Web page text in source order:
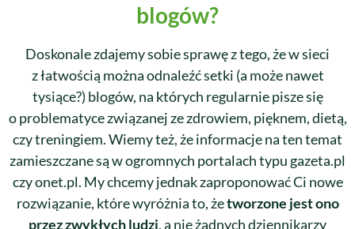
blogów?
Doskonale zdajemy sobie sprawę z tego, że w sieci
z łatwością można odnaleźć setki (a może nawet
tysiące?) blogów, na których regularnie pisze się
o problematyce związanej ze zdrowiem, pięknem, dietą,
czy treningiem. Wiemy też, że informacje na ten temat
zamieszczane są w ogromnych portalach typu gazeta.pl
czy onet.pl. My chcemy jednak zaproponować Ci nowe
rozwiązanie, które wyróżnia to, żetworzone jest ono
przez zwykłych ludzi, a nie żadnych dziennikarzy